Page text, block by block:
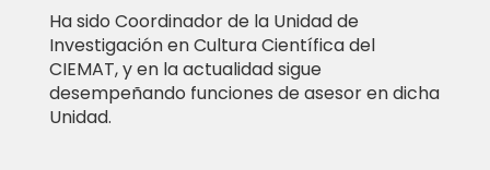
Ha sido Coordinador de la Unidad de
Investigación en Cultura Científica del
CIEMAT, y en la actualidad sigue
desempeñando funciones de asesor en dicha
Unidad.